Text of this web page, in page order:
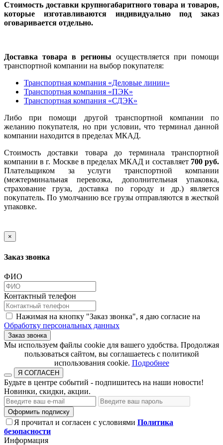
Стоимость доставки крупногабаритного товара и товаров,
которые изготавливаются индивидуально под заказ
оговаривается отдельно.
Доставка товара в регионы осуществляется при помощи
транспортной компании на выбор покупателя:
Транспортная компания «Деловые линии»
Транспортная компания «ПЭК»
Транспортная компания «СДЭК»
Либо при помощи другой транспортной компании по
желанию покупателя, но при условии, что терминал данной
компании находится в пределах МКАД.
Стоимость доставки товара до терминала транспортной
компании в г. Москве в пределах МКАД и составляет 700 руб.
Плательщиком за услуги транспортной компании
(межтерминальная перевозка, дополнительная упаковка,
страхование груза, доставка по городу и др.) является
покупатель. По умолчанию все грузы отправляются в жесткой
упаковке.
×
Заказ звонка
ФИО
Контактный телефон
Нажимая на кнопку "Заказ звонка", я даю согласие на
Обработку персональных данных
Заказ звонка
​​​​​​​Мы используем файлы cookie для вашего удобства. Продолжая
пользоваться сайтом, вы соглашаетесь с политикой
использования cookie.​​​​​​​ Подробнее
Я СОГЛАСЕН
Будьте в центре событий - подпишитесь на наши новости!
Новинки, скидки, акции.
Оформить подписку
Я прочитал и согласен с условиями Политика
безопасности
Информация